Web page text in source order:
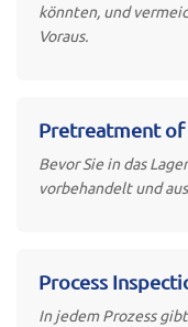
könnten, und
Voraus.
Pretreatment
Bevor Sie in das
vorbehandelt und
Process
In jedem Prozess